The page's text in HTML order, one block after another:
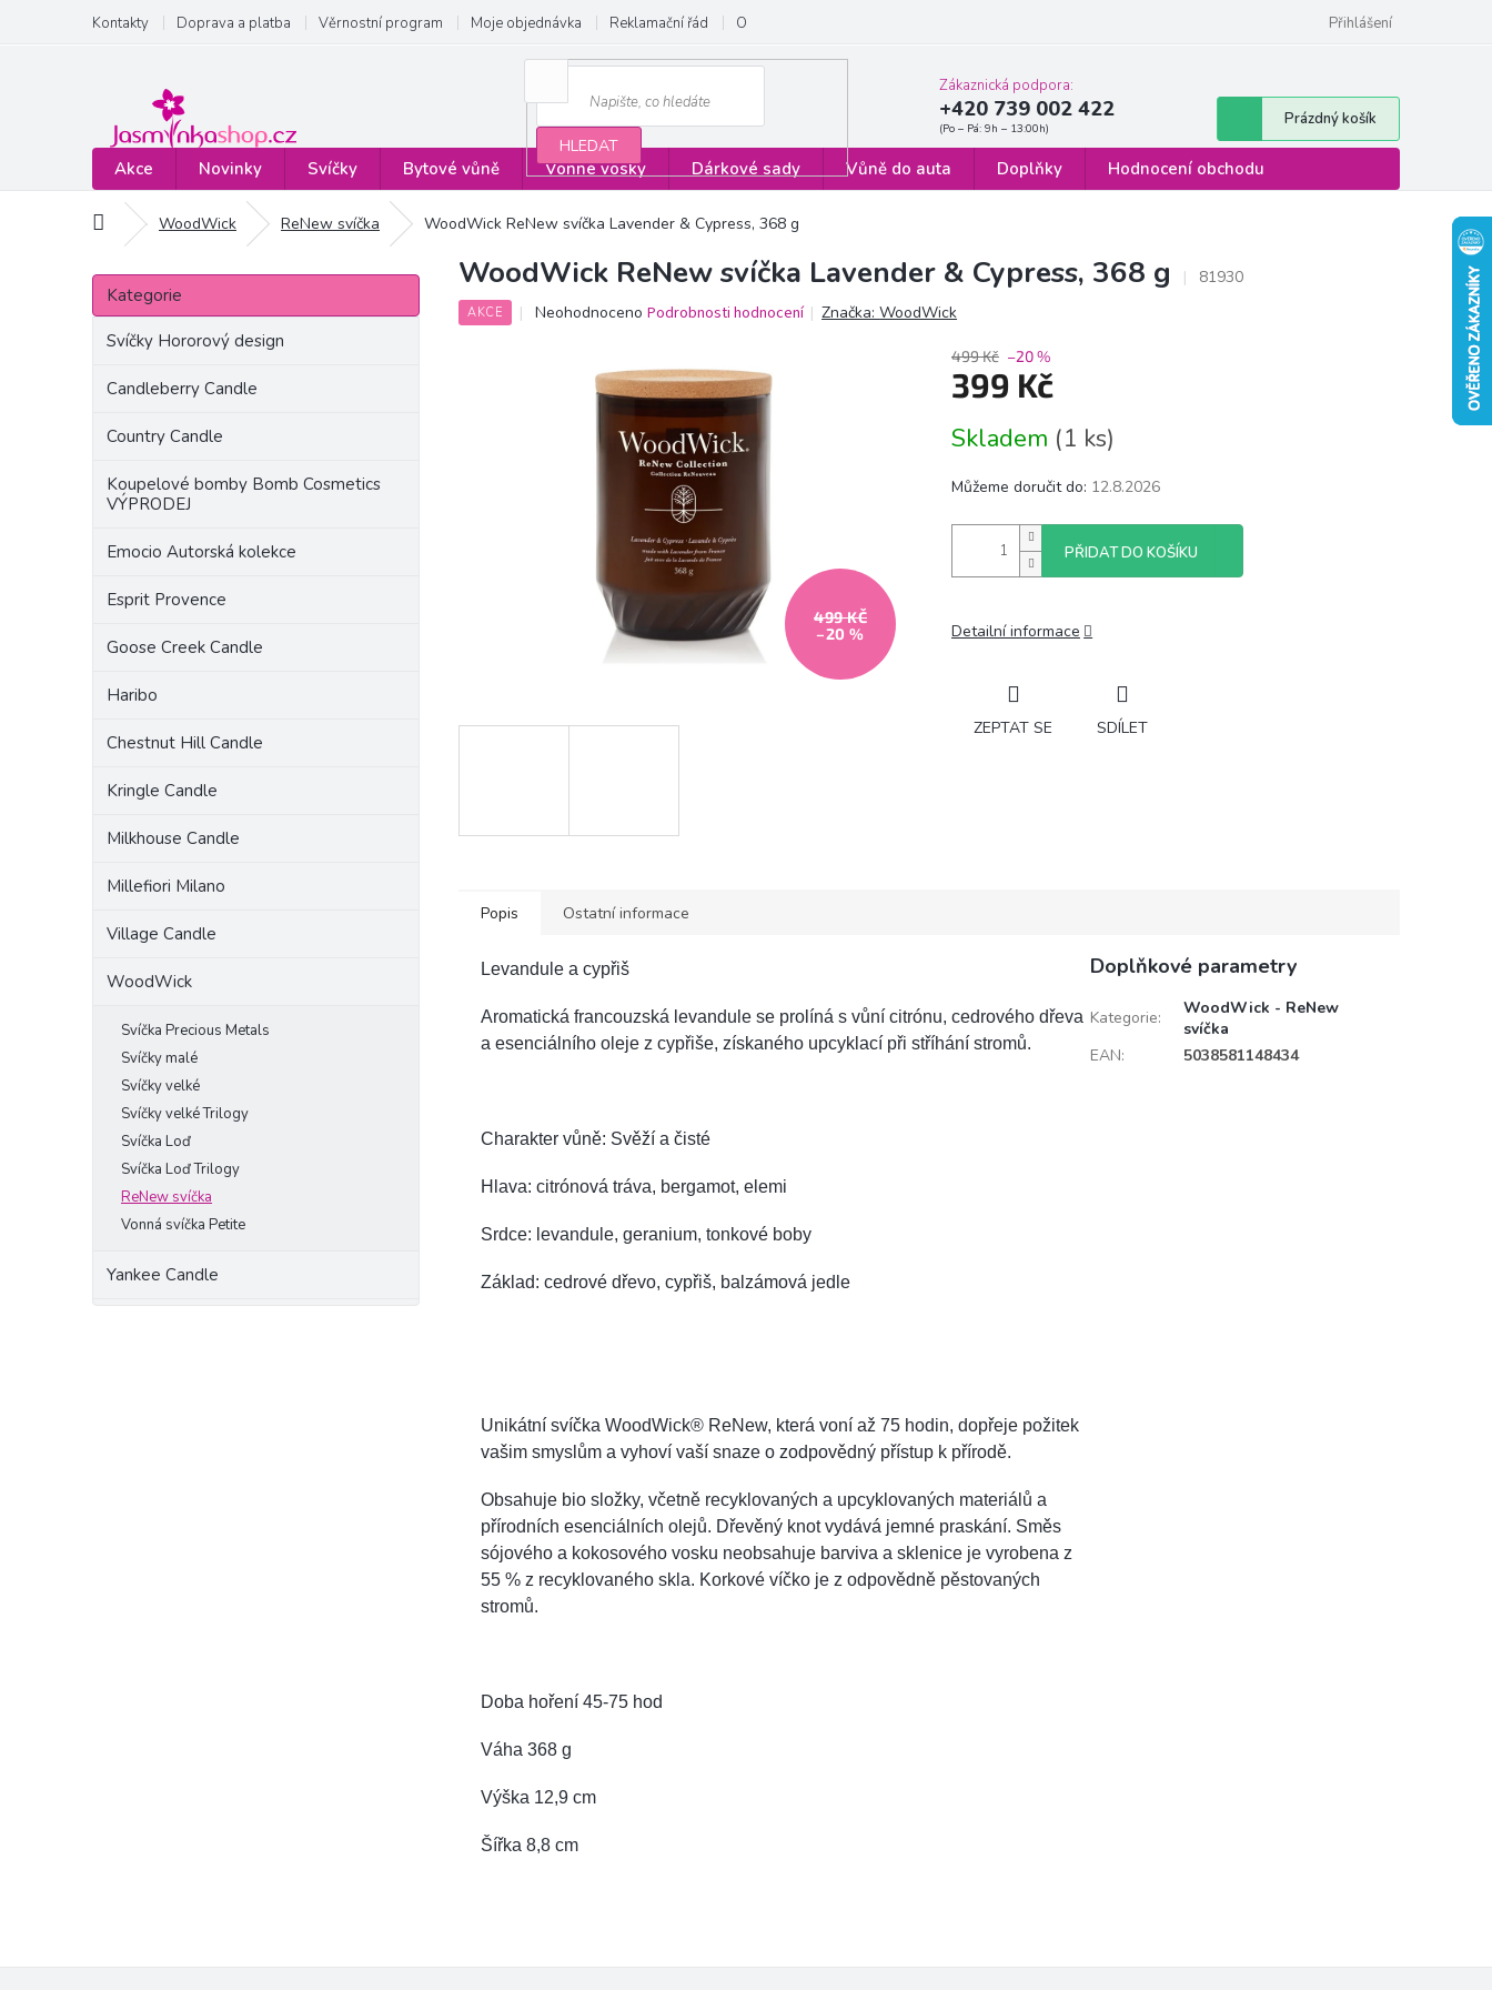
obsah
Kontakty Doprava a platba Věrnostní program Moje objednávka Reklamační řád Obchodní podmínky Formulář pro odstoupení od smlouvy
Přihlášení
HLEDAT
Zákaznická podpora:
+420 739 002 422
Nákupní
košík
Prázdný košík
Akce Novinky Svíčky Bytové vůně Vonné vosky Dárkové sady Vůně do auta Doplňky Hodnocení obchodu
Domů WoodWick ReNew svíčka WoodWick ReNew svíčka Lavender & Cypress, 368 g
P
s
Přeskočit
kategorie
Kategorie
Svíčky Hororový design
Candleberry Candle
Country Candle
Koupelové bomby Bomb Cosmetics
VÝPRODEJ
Emocio Autorská kolekce
Esprit Provence
Goose Creek Candle
Haribo
Chestnut Hill Candle
Kringle Candle
Milkhouse Candle
Millefiori Milano
Village Candle
WoodWick
Svíčka Precious Metals
Svíčky malé
Svíčky velké
Svíčky velké Trilogy
Svíčka Loď
Svíčka Loď Trilogy
ReNew svíčka
Vonná svíčka Petite
Yankee Candle
WoodWick ReNew svíčka Lavender & Cypress, 368 g 81930
AKCE
Průměrné
Neohodnoceno Podrobnosti hodnocení Značka:WoodWick
499 KČ
–20 %
499 Kč –20 %
399 Kč
cena:
Skladem (1 ks)
Můžeme doručit do: 12.8.2026
PŘIDAT DO KOŠÍKU
Detailní informace
ZEPTAT SE SDÍLET
Popis Ostatní informace
Levandule a cypřiš
Aromatická francouzská levandule se prolíná s vůní citrónu, cedrového dřeva
a esenciálního oleje z cypřiše, získaného upcyklací při stříhání stromů.
Charakter vůně: Svěží a čisté
Hlava: citrónová tráva, bergamot, elemi
Srdce: levandule, geranium, tonkové boby
Základ: cedrové dřevo, cypřiš, balzámová jedle
Unikátní svíčka WoodWick® ReNew, která voní až 75 hodin, dopřeje požitek
vašim smyslům a vyhoví vaší snaze o zodpovědný přístup k přírodě.
Obsahuje bio složky, včetně recyklovaných a upcyklovaných materiálů a
přírodních esenciálních olejů. Dřevěný knot vydává jemné praskání. Směs
sójového a kokosového vosku neobsahuje barviva a sklenice je vyrobena z
55 % z recyklovaného skla. Korkové víčko je z odpovědně pěstovaných
stromů.
Doba hoření 45-75 hod
Váha 368 g
Výška 12,9 cm
Šířka 8,8 cm
Doplňkové parametry
Kategorie:
WoodWick - ReNew
svíčka
EAN: 5038581148434